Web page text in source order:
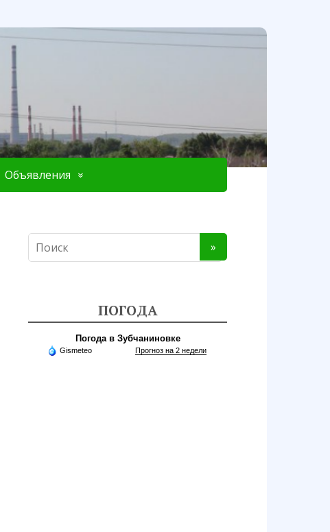
Объявления
ПОГОДА
Погода в Зубчаниновке
Gismeteo Прогноз на 2 недели